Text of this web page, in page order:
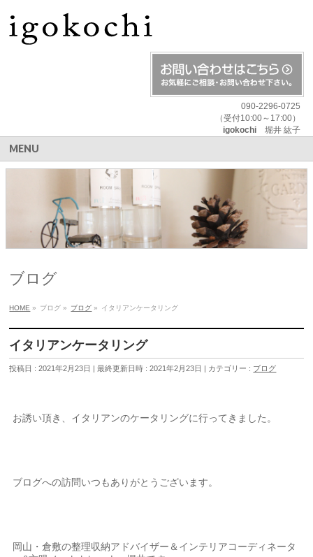
090-2296-0725
（受付10:00～17:00）
igokochi堀井 紘子
MENU
ブログ
HOME » ブログ » ブログ » イタリアンケータリング
イタリアンケータリング
投稿日 : 2021年2月23日 最終更新日時 : 2021年2月23日 カテゴリー : ブログ
お誘い頂き、イタリアンのケータリングに行ってきました。
ブログへの訪問いつもありがとうございます。
岡山・倉敷の整理収納アドバイザー＆インテリアコーディネータ